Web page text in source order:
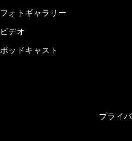
フォトギャラリー
ビデオ
ポッドキャスト
プライ